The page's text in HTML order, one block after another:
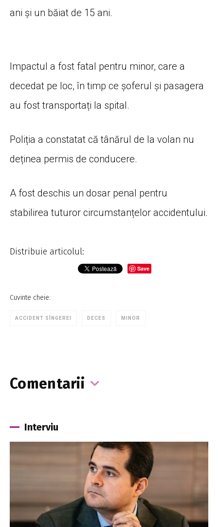
ani și un băiat de 15 ani.
Impactul a fost fatal pentru minor, care a
decedat pe loc, în timp ce șoferul și pasagera
au fost transportați la spital.
Poliția a constatat că tânărul de la volan nu
deținea permis de conducere.
A fost deschis un dosar penal pentru
stabilirea tuturor circumstanțelor accidentului.
Distribuie articolul:
Save
Cuvinte cheie:
ACCIDENT SÎNGEREI DECES MINOR
Comentarii
Interviu